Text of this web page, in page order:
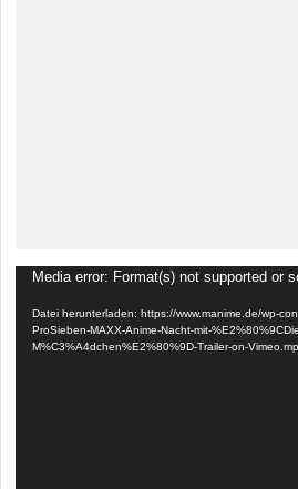
Video-
Media error: Format(s) not supported or
Datei herunterladen: https://www.manime.de/wp-
ProSieben-MAXX-Anime-Nacht-mit-
M%C3%A4dchen%E2%80%9D-Trailer-on-